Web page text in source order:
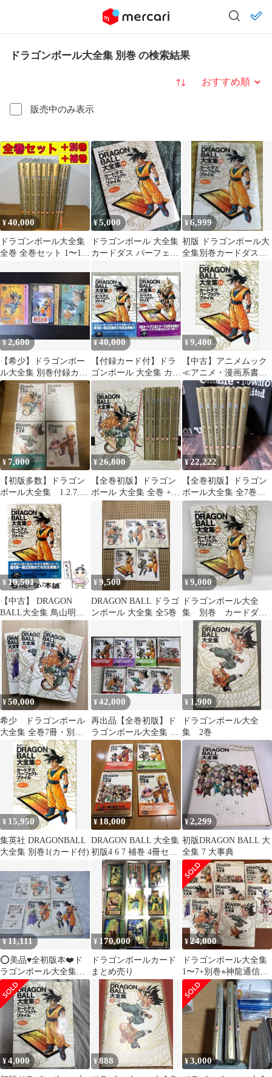
ドラゴンボール大全集 別巻 の検索結果
販売中のみ表示
並び替え
¥40,000
ドラゴンボール大全集
全巻 全巻セット 1〜10
¥5,000
ドラゴンボール 大全集
カードダス パーフェク
¥6,999
初版 ドラゴンボール大
全集別巻カードダスパ
ーフェクトファイル
PART1
¥2,600
【希少】ドラゴンボー
ル大全集 別巻付録カー
ドダス3種 只今10%OFF
中！
¥40,000
【付録カード付】ドラ
ゴンボール 大全集 カー
ドダス 2冊 初版 1996年
¥9,400
【中古】アニメムック
≪アニメ・漫画系書籍
≫ 付属品付)DRAGON
BALL 大全集 別巻 カー
ドダスパーフェクトフ
ァイル PART1 (カード
付き)
¥7,000
【初版多数】ドラゴン
ボール大全集 1.2.7.補
¥26,800
【全巻初版】ドラゴン
ボール 大全集 全巻 +
補巻 鳥山明
¥22,222
【全巻初版】ドラゴン
ボール大全集 全7巻セ
ット 鳥山明集英社
¥10,501
【中古】 DRAGON
BALL大全集 鳥山明ワ
ールド 別巻 / 鳥山 明 /
集英社
¥9,500
DRAGON BALL ドラゴ
ンボール 大全集 全5巻
¥9,000
ドラゴンボール大全
集 別巻 カードダス
パーフェクトファイル
PART1 初版
¥50,000
希少 ドラゴンボール
大全集 全巻7冊・別巻1
冊 初版セット
¥42,000
再出品【全巻初版】ド
ラゴンボール大全集 全
9巻 帯付・付録未使用⁠
¥ 1,900
ドラゴンボール大全
集 2巻
¥ 15,950
集英社 DRAGONBALL
大全集 別巻1(カード付)
¥18,000
DRAGON BALL 大全集
初版4 6 7 補巻 4冊セッ
¥2,299
初版DRAGON BALL 大
全集 7 大事典
¥11,111
⭕️美品♥️全初版本❤️ド
ラゴンボール大全集★
全４巻セット★鳥山明
★セル本
¥ 170,000
ドラゴンボールカード
まとめ売り
¥ 24,000
ドラゴンボール大全集
1〜7+別巻⭐︎神龍通信ア
リ⭐︎初版
¥4,000 ¥888 ¥3,000